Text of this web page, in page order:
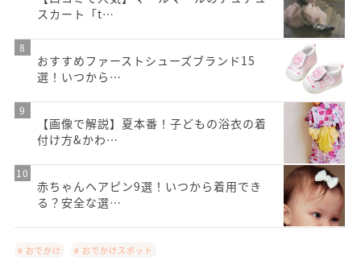
スカート「t…
おすすめファーストシューズブランド15
選！いつから…
【画像で解説】夏本番！子どもの浴衣の着
付け方&かわ…
赤ちゃんヘアピン9選！いつから着用でき
る？安全な選…
# おでかけ # おでかけスポット